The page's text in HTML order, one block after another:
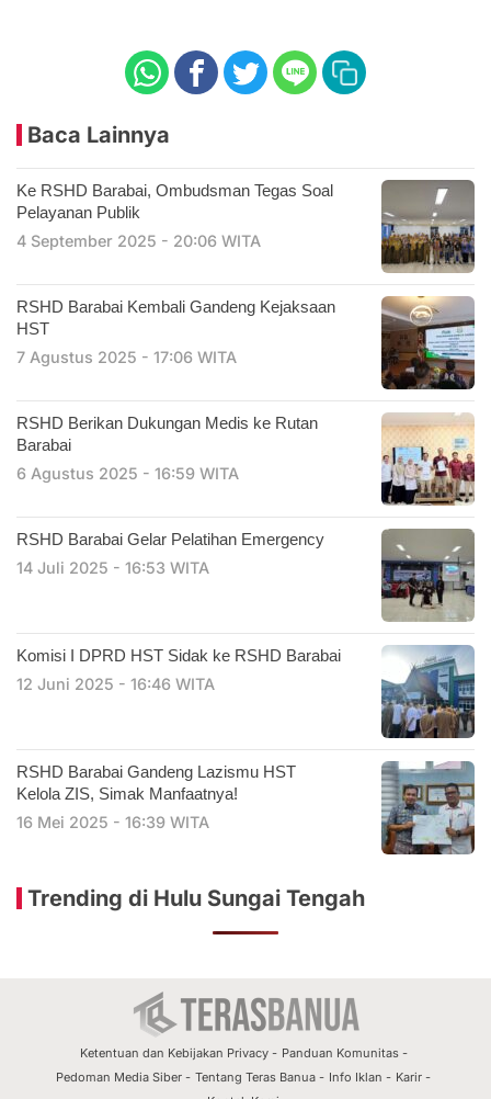
Baca Lainnya
Ke RSHD Barabai, Ombudsman Tegas Soal
Pelayanan Publik
4 September 2025 - 20:06 WITA
RSHD Barabai Kembali Gandeng Kejaksaan
HST
7 Agustus 2025 - 17:06 WITA
RSHD Berikan Dukungan Medis ke Rutan
Barabai
6 Agustus 2025 - 16:59 WITA
RSHD Barabai Gelar Pelatihan Emergency
14 Juli 2025 - 16:53 WITA
Komisi I DPRD HST Sidak ke RSHD Barabai
12 Juni 2025 - 16:46 WITA
RSHD Barabai Gandeng Lazismu HST
Kelola ZIS, Simak Manfaatnya!
16 Mei 2025 - 16:39 WITA
Trending di Hulu Sungai Tengah
Ketentuan dan Kebijakan Privacy
Panduan Komunitas
Pedoman Media Siber
Tentang Teras Banua Info Iklan
Karir